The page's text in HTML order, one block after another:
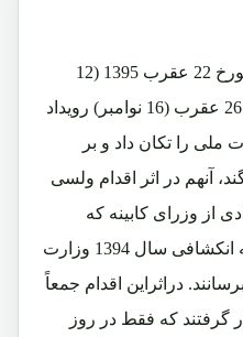
در هفته گذشته از روز شنبه مورخ 22 عقرب 1395 (12
نوامبر 2016) تا روز چهارشنبه 26 عقرب (16 نوامبر) رویداد
را تکان داد و بر
آنهم در اثر اقدام ولسی
از وزرای کابینه که
نتوانستنه بودند 70 فیصد بودجه انکشافی سال 1394 وزارت
دراثراین اقدام جمعاً
گرفتند که فقط در روز